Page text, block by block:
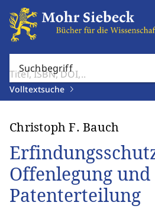
Suchbegriff
Volltextsuche
Christoph F. Bauch
Offenlegung und
Patenterteilung